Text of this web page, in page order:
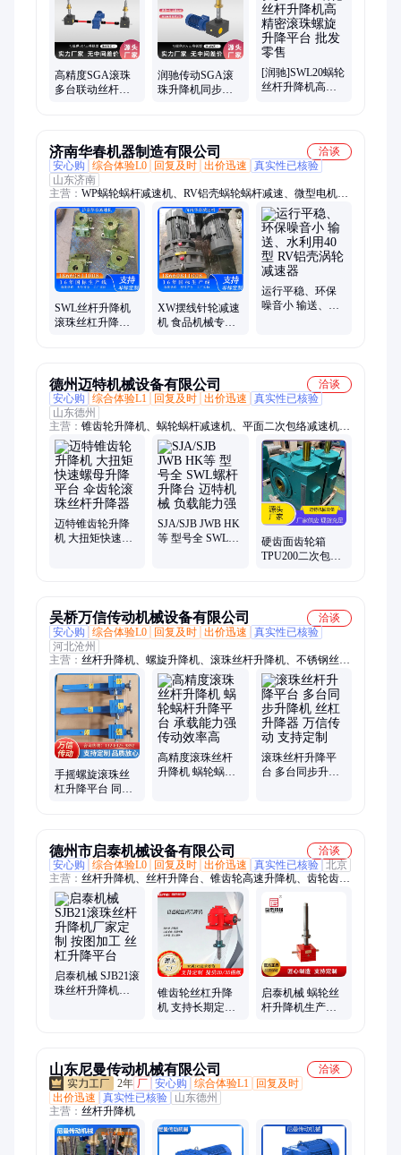
机、SWL丝杆升降机、梯形丝杆升降机、JWM丝杆升降机、
JWB丝杆升降机、SGA丝杆升降机、SGB丝杆升降机、蜗轮蜗杆
升降机、锥齿轮丝杆升降机、SGB螺旋升降机、SGA螺旋升降
机、蜗轮蜗杆、齿轮螺旋丝杆
高精度SGA滚珠
多台联动丝杆升
润驰传动SGA滚
珠升降机同步提
[润驰]SWL20蜗轮
丝杆升降机高精
济南华春机器制造有限公司
洽谈
安心购
综合体验L0 回复及时 出价迅速
真实性已核验
山东济南
主营： WP蜗轮蜗杆减速机、RV铝壳蜗轮蜗杆减速、微型电机、
升降机、SWL丝杆升降机、齿轮减速机、WP系列减速机、摆线
针轮减速机、RV双机减速机、WP减速机、RV减速机、电机、立
式摆线针轮减速机、卧式摆线针轮减速机、卧式齿轮减速机、立
式齿轮减速机、Wp双机减速机、T型换向器、XW摆线针轮减速
机、蜗轮蜗杆双级减速机、减速机、铝壳电机、涡轮蜗杆减速
机、铝壳电动机、三相异步电动机
SWL丝杆升降机
滚珠丝杠升降平
XW摆线针轮减速
机 食品机械专用
运行平稳、环保
噪音小 输送、水
德州迈特机械设备有限公司
洽谈
安心购
综合体验L1 回复及时 出价迅速
真实性已核验
山东德州
主营： 锥齿轮升降机、蜗轮蜗杆减速机、平面二次包络减速机、
斜齿轮减速机
迈特锥齿轮升降
机 大扭矩快速螺
SJA/SJB JWB HK
等 型号全 SWL螺
硬齿面齿轮箱
TPU200二次包络
吴桥万信传动机械设备有限公司
洽谈
安心购
综合体验L0 回复及时 出价迅速
真实性已核验
河北沧州
主营： 丝杆升降机、螺旋升降机、滚珠丝杆升降机、不锈钢丝杆
升降机、铝合金丝杆升降机、蜗轮丝杆升降机、齿条升降机、
SJA螺旋升降机、手摇丝杠升降机、电动丝杆升降机、多台联动
丝杆升降机、SJB滚珠丝杆升降机、非标丝杠升降机、转角器、
手摇螺旋滚珠丝
杠升降平台 同步
高精度滚珠丝杆
升降机 蜗轮蜗杆
滚珠丝杆升降平
台 多台同步升降
德州市启泰机械设备有限公司
洽谈
安心购
综合体验L0 回复及时 出价迅速 真实性已核验 北京
主营： 丝杆升降机、丝杆升降台、锥齿轮高速升降机、齿轮齿条
快速丝杆升降机、蜗轮蜗杆升降机、螺旋丝杆升降机、涡轮蜗杆
升降机、螺旋升降机、丝杠升降机、电动丝杆升降机、手摇丝杆
升降机、丝杆升降机构、联动丝杆升降机、同步丝杆升降机、sja
丝杆升降机、sjb丝杆升降机、swl丝杆升降机、非标丝杆升降
机、涡轮螺旋升降机、回转驱动、电动推杆、SE回转驱动
启泰机械 SJB21滚
珠丝杆升降机厂
锥齿轮丝杠升降
机 支持长期定制
启泰机械 蜗轮丝
杆升降机生产厂
山东尼曼传动机械有限公司
洽谈
2年 厂 安心购 综合体验L1
回复及时
出价迅速
真实性已核验
山东德州
主营： 丝杆升降机